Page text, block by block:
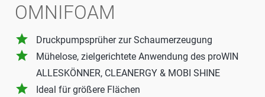
OMNIFOAM
grade Druckpumpsprüher zur Schaumerzeugung
grade
Mühelose, zielgerichtete Anwendung des proWIN
ALLESKÖNNER, CLEANERGY & MOBI SHINE
grade Ideal für größere Flächen